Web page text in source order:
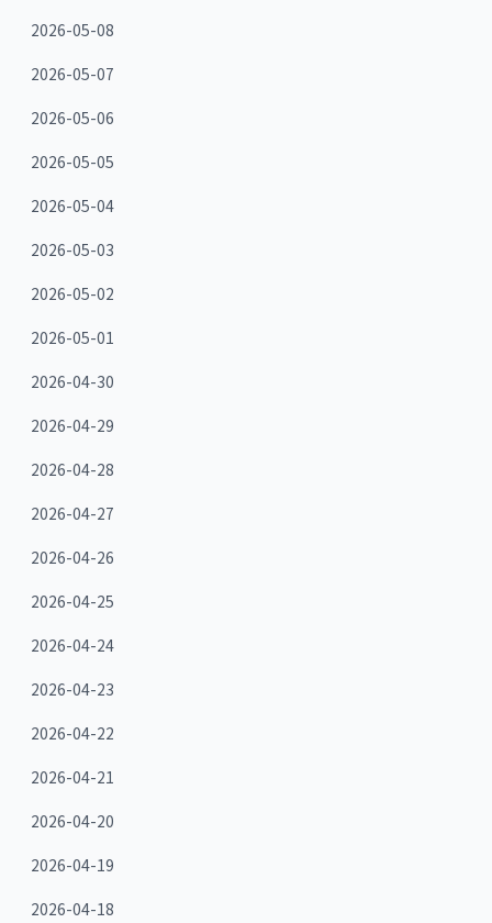
2026-05-08
2026-05-07
2026-05-06
2026-05-05
2026-05-04
2026-05-03
2026-05-02
2026-05-01
2026-04-30
2026-04-29
2026-04-28
2026-04-27
2026-04-26
2026-04-25
2026-04-24
2026-04-23
2026-04-22
2026-04-21
2026-04-20
2026-04-19
2026-04-18